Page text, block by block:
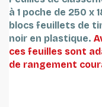
à 1 poche de 250 x
blocs feuillets de
noir en plastique.
ces feuilles sont
de rangement